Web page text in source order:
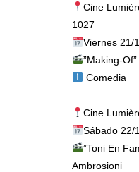
Cine
1027
Viernes 21/
”Making-
Comedia
Cine
Sábado 22/
”Toni En
Ambrosioni